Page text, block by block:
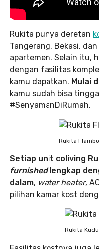
Rukita punya deretan
Tangerang, Bekasi,
apartemen. Selain itu,
dengan fasilitas
kamu dapatkan. Mulai
kamu sudah bisa
#SenyamanDiRumah.
Rukita
Setiap unit coliving
furnishedlengkap
dalam, water heater,
pilihan kamar kost
Rukita